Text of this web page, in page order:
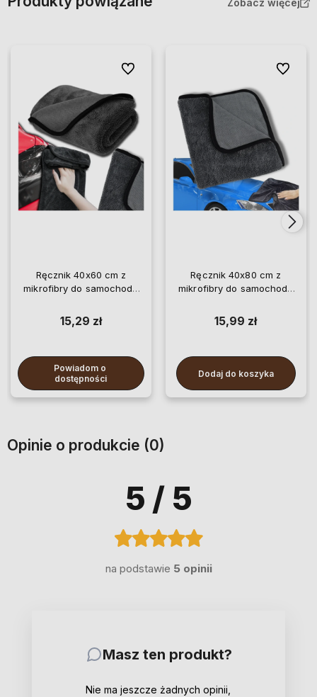
Zobacz więcej
Ręcznik 40x60 cm z
mikrofibry do samochodu
osuszania
15,29 zł
Powiadom o
dostępności
Do ulubionych
Ręcznik 40x80 cm z
mikrofibry do samochodu
osuszania
15,99 zł
Dodaj do koszyka
Do
Opinie o produkcie (0)
5 / 5
na podstawie 5 opinii
Masz ten produkt?
Nie ma jeszcze żadnych opinii,